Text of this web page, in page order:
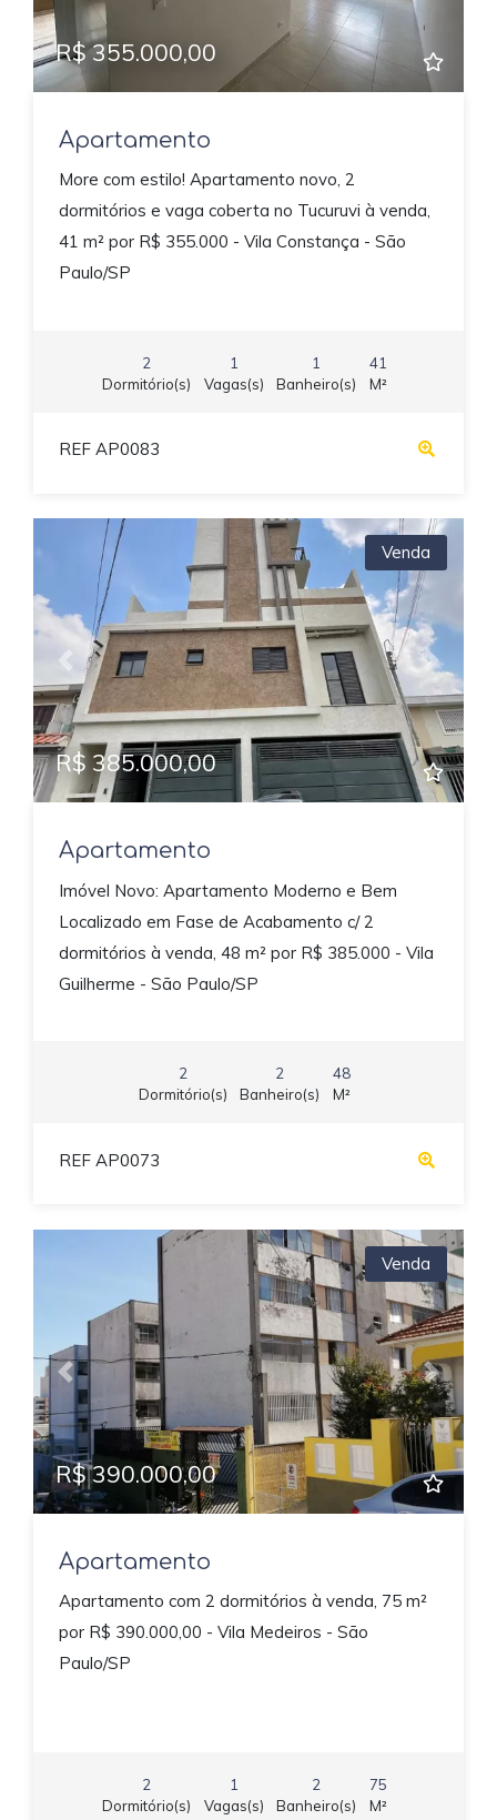
R$ 355.000,00
Apartamento
More com estilo! Apartamento novo, 2
dormitórios e vaga coberta no Tucuruvi à venda,
41 m² por R$ 355.000 - Vila Constança - São
Paulo/SP
2
Dormitório(s)
1
Vagas(s)
1
Banheiro(s)
41
M²
REF AP0083
Previous Next
Venda
R$ 385.000,00
Apartamento
Imóvel Novo: Apartamento Moderno e Bem
Localizado em Fase de Acabamento c/ 2
dormitórios à venda, 48 m² por R$ 385.000 - Vila
Guilherme - São Paulo/SP
2
Dormitório(s)
2
Banheiro(s)
48
M²
REF AP0073
Previous Next
Venda
R$ 390.000,00
Apartamento
Apartamento com 2 dormitórios à venda, 75 m²
por R$ 390.000,00 - Vila Medeiros - São
Paulo/SP
2
Dormitório(s)
1
Vagas(s)
2
Banheiro(s)
75
M²